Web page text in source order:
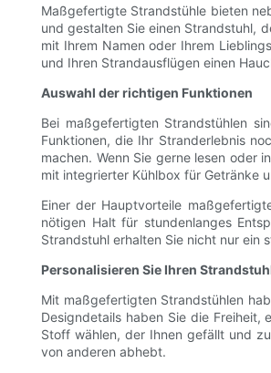
Maßgefertigte Strandstühle bieten
und gestalten Sie einen Strandstuhl,
mit Ihrem Namen oder Ihrem
und Ihren Strandausflügen einen
Auswahl der richtigen Funktionen
Bei maßgefertigten Strandstühlen
Funktionen, die Ihr Stranderlebnis
machen. Wenn Sie gerne lesen oder
mit integrierter Kühlbox für Getränke
Einer der Hauptvorteile
nötigen Halt für stundenlanges
Strandstuhl erhalten Sie nicht nur ein
Personalisieren Sie Ihren
Mit maßgefertigten Strandstühlen
Designdetails haben Sie die
Stoff wählen, der Ihnen gefällt und
von anderen abhebt.